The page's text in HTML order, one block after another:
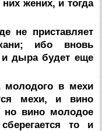
жених, и тогда
не приставляет
ибо вновь
и дыра будет еще
молодого в мехи
мехи, и вино
но вино молодое
то и